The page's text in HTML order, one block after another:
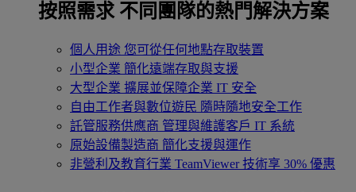
按照需求 不同團隊的熱門解決方案
個人用途 您可從任何地點存取裝置
小型企業 簡化遠端存取與支援
大型企業 擴展並保障企業 IT 安全
自由工作者與數位遊民 隨時隨地安全工作
託管服務供應商 管理與維護客戶 IT 系統
原始設備製造商 簡化支援與運作
非營利及教育行業 TeamViewer 技術享 30% 優惠